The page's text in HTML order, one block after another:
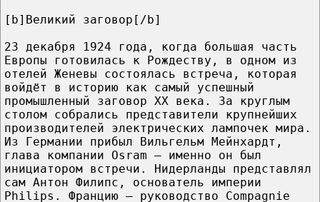
[b]Великий заговор[/b]
23 декабря 1924 года, когда большая часть
Европы готовилась к Рождеству, в одном из
отелей Женевы состоялась встреча, которая
войдёт в историю как самый успешный
промышленный заговор ХХ века. За круглым
столом собрались представители крупнейших
производителей электрических лампочек мира.
Из Германии прибыл Вильгельм Мейнхардт,
глава компании Osram — именно он был
инициатором встречи. Нидерланды представлял
сам Антон Филипс, основатель империи
Philips. Францию — руководство Compagnie